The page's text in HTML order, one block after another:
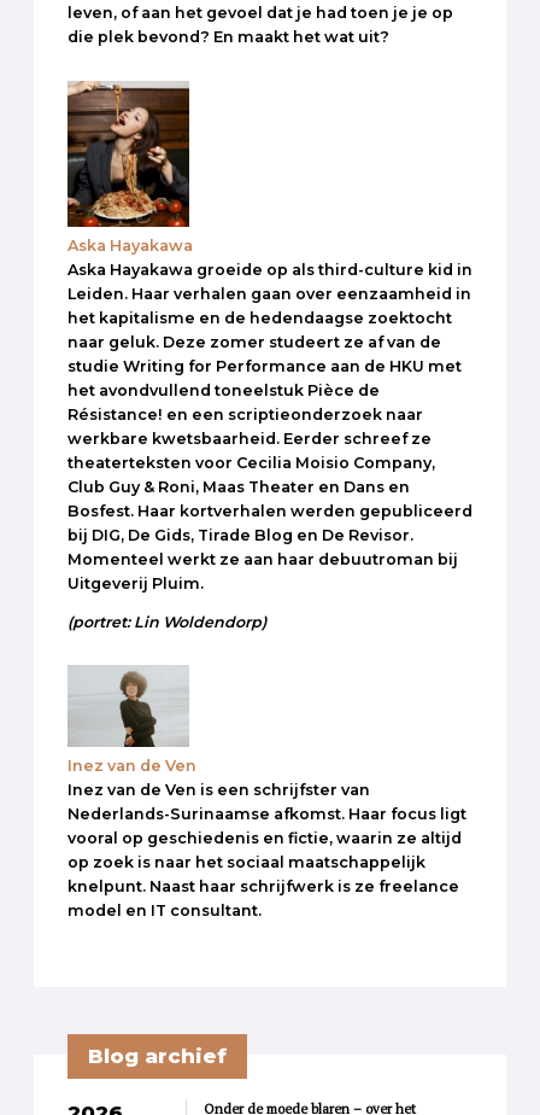
leven, of aan het gevoel dat je had toen je je op
die plek bevond? En maakt het wat uit?
Aska Hayakawa
Aska Hayakawa groeide op als third-culture kid in
Leiden. Haar verhalen gaan over eenzaamheid in
het kapitalisme en de hedendaagse zoektocht
naar geluk. Deze zomer studeert ze af van de
studie Writing for Performance aan de HKU met
het avondvullend toneelstuk Pièce de
Résistance! en een scriptieonderzoek naar
werkbare kwetsbaarheid. Eerder schreef ze
theaterteksten voor Cecilia Moisio Company,
Club Guy & Roni, Maas Theater en Dans en
Bosfest. Haar kortverhalen werden gepubliceerd
bij DIG, De Gids, Tirade Blog en De Revisor.
Momenteel werkt ze aan haar debuutroman bij
Uitgeverij Pluim.
(portret: Lin Woldendorp)
Inez van de Ven
Inez van de Ven is een schrijfster van
Nederlands-Surinaamse afkomst. Haar focus ligt
vooral op geschiedenis en fictie, waarin ze altijd
op zoek is naar het sociaal maatschappelijk
knelpunt. Naast haar schrijfwerk is ze freelance
model en IT consultant.
Blog archief
Onder de moede blaren – over het